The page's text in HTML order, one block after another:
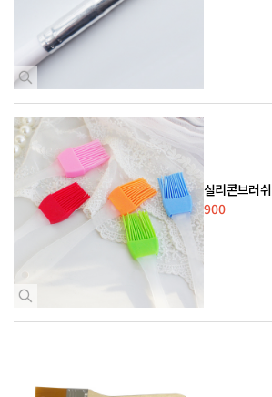
실리콘브러쉬
900